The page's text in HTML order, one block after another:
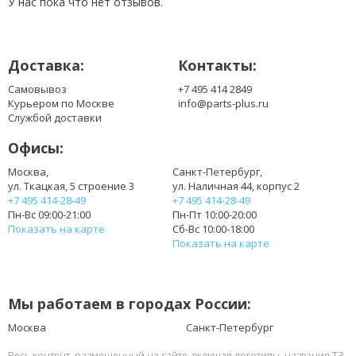
Доставка:
Самовывоз
Курьером по Москве
Службой доставки
Контакты:
+7 495 414 2849
info@parts-plus.ru
Офисы:
Москва,
ул. Ткацкая, 5 строение 3
+7 495 414-28-49
Пн-Вс 09:00-21:00
Показать на карте
Санкт-Петербург,
ул. Наличная 44, корпус 2
+7 495 414-28-49
Пн-Пт 10:00-20:00
Сб-Вс 10:00-18:00
Показать на карте
Мы работаем в городах России:
Москва Санкт-Петербург